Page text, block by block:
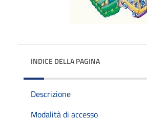
INDICE DELLA PAGINA
Descrizione
Modalità di accesso